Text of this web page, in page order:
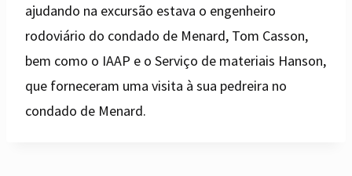
ajudando na excursão estava o engenheiro
rodoviário do condado de Menard, Tom Casson,
bem como o IAAP e o Serviço de materiais Hanson,
que forneceram uma visita à sua pedreira no
condado de Menard.